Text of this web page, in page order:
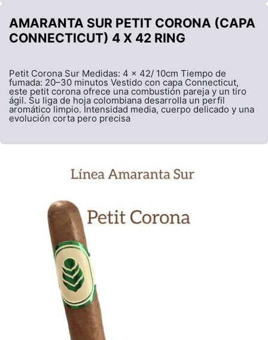
AMARANTA SUR PETIT CORONA (CAPA
CONNECTICUT) 4 X 42 RING
Petit Corona Sur Medidas: 4 x 42/ 10cm Tiempo de
fumada: 20–30 minutos Vestido con capa Connecticut,
este petit corona ofrece una combustión pareja y un tiro
ágil. Su liga de hoja colombiana desarrolla un perfil
aromático limpio. Intensidad media, cuerpo delicado y una
evolución corta pero precisa